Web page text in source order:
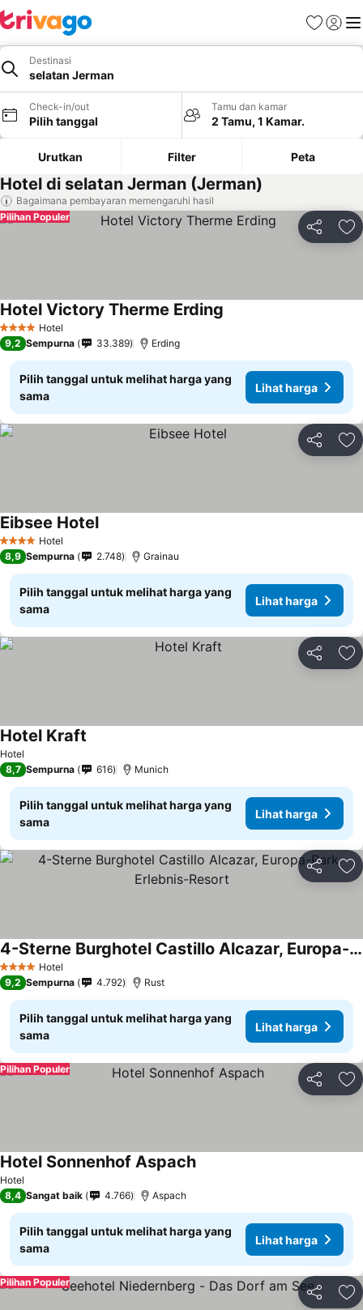
FavoritLogin
Destinasi
selatan Jerman
Check-in/out
Pilih tanggal
Tamu dan kamar
2 Tamu, 1 Kamar.
Urutkan Filter Peta
Hotel di selatan Jerman (Jerman)
Bagaimana pembayaran memengaruhi hasil
Bagikan
Pilihan Populer
4 BintangHotel
Hotel Victory Therme Erding
9,2 Sempurna 33.389 Erding
Pilih tanggal untuk melihat harga yang
sama
Lihat harga
Bagikan
4 BintangHotel
Eibsee Hotel
8,9 Sempurna 2.748 Grainau
Pilih tanggal untuk melihat harga yang
sama
Lihat harga
Bagikan
Hotel
Hotel Kraft
8,7 Sempurna 616 Munich
Pilih tanggal untuk melihat harga yang
sama
Lihat harga
Bagikan
4 BintangHotel
4-Sterne Burghotel Castillo Alcazar, Europa-Park Erlebnis-Resort
9,2 Sempurna 4.792 Rust
Pilih tanggal untuk melihat harga yang
sama
Lihat harga
Bagikan
Pilihan Populer
Hotel
Hotel Sonnenhof Aspach
8,4 Sangat baik 4.766 Aspach
Pilih tanggal untuk melihat harga yang
sama
Lihat harga
Bagikan
Pilihan Populer